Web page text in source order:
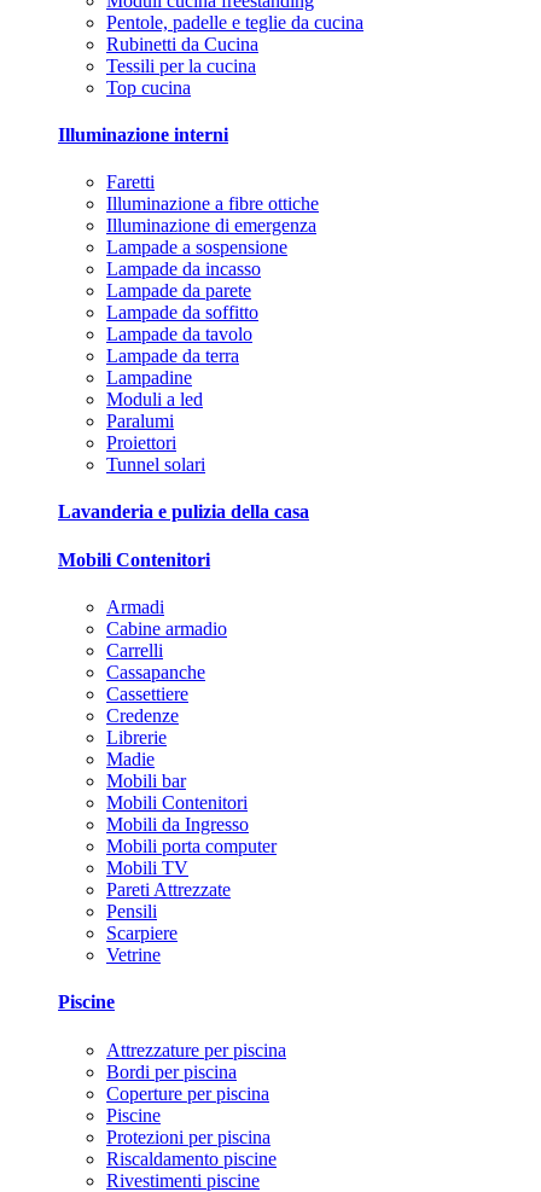
Pentole, padelle e teglie da cucina
Rubinetti da Cucina
Tessili per la cucina
Top cucina
Illuminazione interni
Faretti
Illuminazione a fibre ottiche
Illuminazione di emergenza
Lampade a sospensione
Lampade da incasso
Lampade da parete
Lampade da soffitto
Lampade da tavolo
Lampade da terra
Lampadine
Moduli a led
Paralumi
Proiettori
Tunnel solari
Lavanderia e pulizia della casa
Mobili Contenitori
Armadi
Cabine armadio
Carrelli
Cassapanche
Cassettiere
Credenze
Librerie
Madie
Mobili bar
Mobili Contenitori
Mobili da Ingresso
Mobili porta computer
Mobili TV
Pareti Attrezzate
Pensili
Scarpiere
Vetrine
Piscine
Attrezzature per piscina
Bordi per piscina
Coperture per piscina
Piscine
Protezioni per piscina
Riscaldamento piscine
Rivestimenti piscine